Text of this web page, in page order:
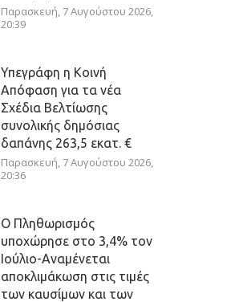
Παρασκευή, 7 Αυγούστου 2026,
20:39
Υπεγράφη η Κοινή
Απόφαση για τα νέα
Σχέδια Βελτίωσης
συνολικής δημόσιας
δαπάνης 263,5 εκατ. €
Παρασκευή, 7 Αυγούστου 2026,
20:36
Ο Πληθωρισμός
υποχώρησε στο 3,4% τον
Ιούλιο-Αναμένεται
αποκλιμάκωση στις τιμές
των καυσίμων και των